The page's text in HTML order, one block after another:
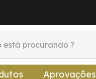
Aprovações